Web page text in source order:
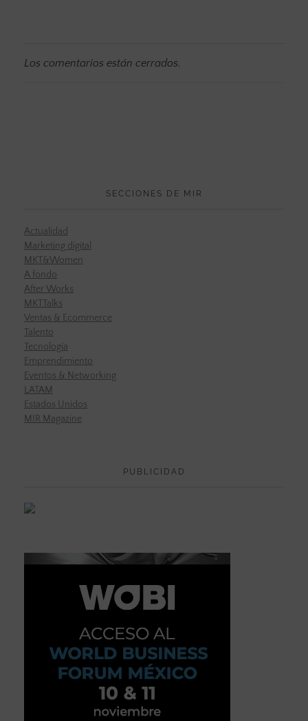
Los comentarios están cerrados.
SECCIONES DE MIR
Actualidad
Marketing digital
MKT&Women
A fondo
After Works
MKTTalks
Ventas & Ecommerce
Talento
Tecnología
Emprendimiento
Eventos & Networking
LATAM
Estados Unidos
MIR Magazine
PUBLICIDAD